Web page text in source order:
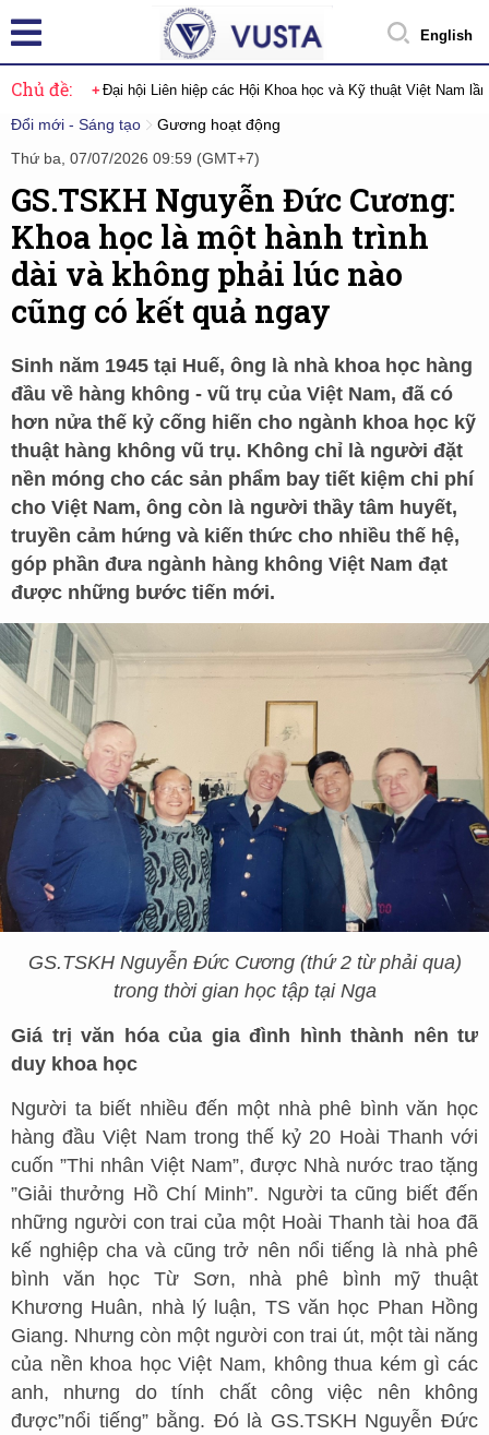
English
Chủ đề: Đại hội Liên hiệp các Hội Khoa học và Kỹ thuật Việt Nam
Đổi mới - Sáng tạo
Gương hoạt động
Thứ ba, 07/07/2026 09:59 (GMT+7)
GS.TSKH Nguyễn Đức Cương:
Khoa học là một hành trình
dài và không phải lúc nào
cũng có kết quả ngay
Sinh năm 1945 tại Huế, ông là nhà khoa học hàng
đầu về hàng không - vũ trụ của Việt Nam, đã có
hơn nửa thế kỷ cống hiến cho ngành khoa học kỹ
thuật hàng không vũ trụ. Không chỉ là người đặt
nền móng cho các sản phẩm bay tiết kiệm chi phí
cho Việt Nam, ông còn là người thầy tâm huyết,
truyền cảm hứng và kiến thức cho nhiều thế hệ,
góp phần đưa ngành hàng không Việt Nam đạt
được những bước tiến mới.
GS.TSKH Nguyễn Đức Cương (thứ 2 từ phải qua)
trong thời gian học tập tại Nga
Giá trị văn hóa của gia đình hình thành nên tư
duy khoa học
Người ta biết nhiều đến một nhà phê bình văn học
hàng đầu Việt Nam trong thế kỷ 20 Hoài Thanh với
cuốn ”Thi nhân Việt Nam”, được Nhà nước trao tặng
”Giải thưởng Hồ Chí Minh”. Người ta cũng biết đến
những người con trai của một Hoài Thanh tài hoa đã
kế nghiệp cha và cũng trở nên nổi tiếng là nhà phê
bình văn học Từ Sơn, nhà phê bình mỹ thuật
Khương Huân, nhà lý luận, TS văn học Phan Hồng
Giang. Nhưng còn một người con trai út, một tài năng
của nền khoa học Việt Nam, không thua kém gì các
anh, nhưng do tính chất công việc nên không
được”nổi tiếng” bằng. Đó là GS.TSKH Nguyễn Đức